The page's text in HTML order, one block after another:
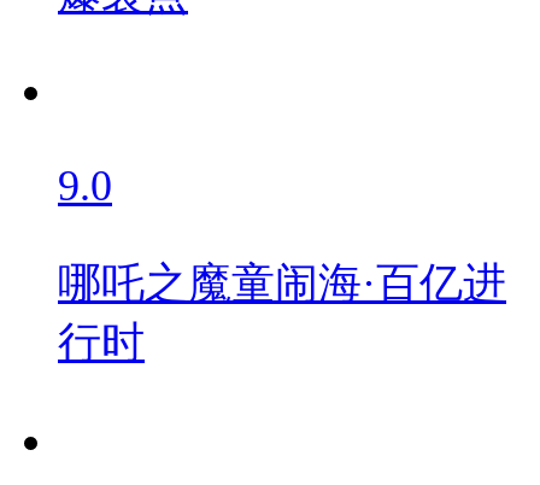
9.0
哪吒之魔童闹海·百亿进
行时